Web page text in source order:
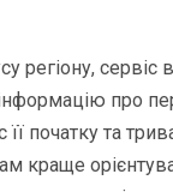
регіону, сервіс
про
її початку та
краще